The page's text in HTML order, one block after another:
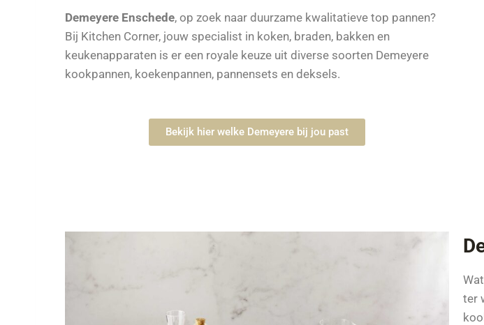
Demeyere Enschede, op zoek naar duurzame kwalitatieve top pannen?
Bij Kitchen Corner, jouw specialist in koken, braden, bakken en
keukenapparaten is er een royale keuze uit diverse soorten Demeyere
kookpannen, koekenpannen, pannensets en deksels.
Bekijk hier welke Demeyere bij jou past
ter